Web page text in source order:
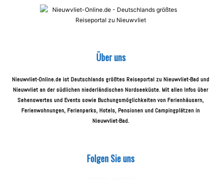
Über uns
Nieuwvliet-Online.de ist Deutschlands größtes Reiseportal zu Nieuwvliet-Bad und
Nieuwvliet an der südlichen niederländischen Nordseeküste. Mit allen Infos über
Sehenswertes und Events sowie Buchungsmöglichkeiten von Ferienhäusern,
Ferienwohnungen, Ferienparks, Hotels, Pensionen und Campingplätzen in
Nieuwvliet-Bad.
Folgen Sie uns